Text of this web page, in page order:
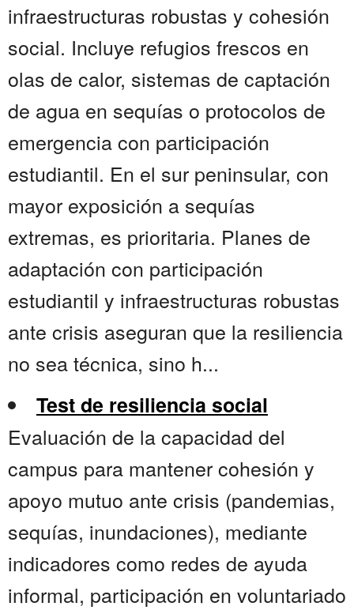
infraestructuras robustas y cohesión
social. Incluye refugios frescos en
olas de calor, sistemas de captación
de agua en sequías o protocolos de
emergencia con participación
estudiantil. En el sur peninsular, con
mayor exposición a sequías
extremas, es prioritaria. Planes de
adaptación con participación
estudiantil y infraestructuras robustas
ante crisis aseguran que la resiliencia
no sea técnica, sino h...
Test de resiliencia social
Evaluación de la capacidad del
campus para mantener cohesión y
apoyo mutuo ante crisis (pandemias,
sequías, inundaciones), mediante
indicadores como redes de ayuda
informal, participación en voluntariado